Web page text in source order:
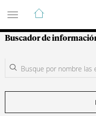
Guía de
Buscador de